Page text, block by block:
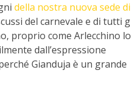
della nostra nuova sede di
del carnevale e di tutti
proprio come Arlecchino
dall’espressione
Gianduja è un grande